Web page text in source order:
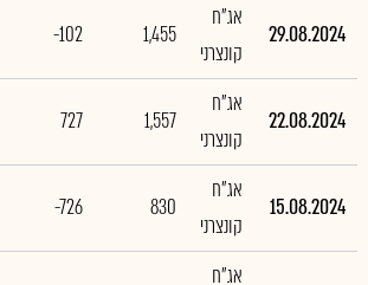
29.08.2024
אג"ח
קונצרני
1,455
-102
22.08.2024
אג"ח
קונצרני
1,557
727
15.08.2024
אג"ח
קונצרני
830
-726
אג"ח